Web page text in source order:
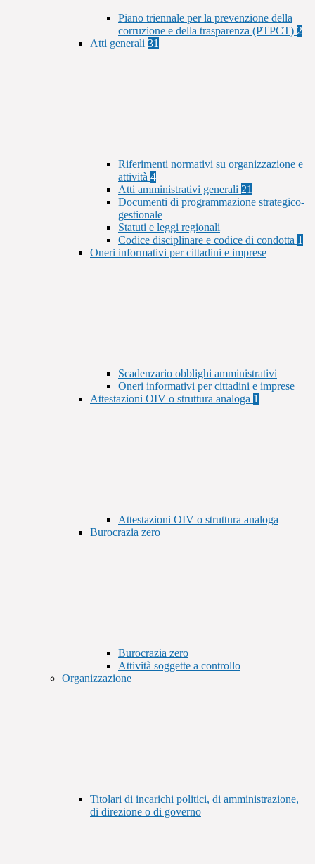
Piano triennale per la prevenzione della
corruzione e della trasparenza (PTPCT) 2
Atti generali 31
Riferimenti normativi su organizzazione e
attività 4
Atti amministrativi generali 21
Documenti di programmazione strategico-
gestionale
Statuti e leggi regionali
Codice disciplinare e codice di condotta 1
Oneri informativi per cittadini e imprese
Scadenzario obblighi amministrativi
Oneri informativi per cittadini e imprese
Attestazioni OIV o struttura analoga 1
Attestazioni OIV o struttura analoga
Burocrazia zero
Burocrazia zero
Attività soggette a controllo
Organizzazione
Titolari di incarichi politici, di amministrazione,
di direzione o di governo